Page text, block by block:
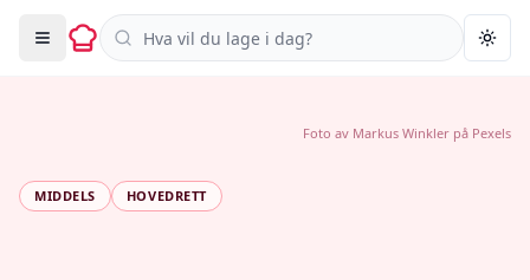
Søk i oppskrifter
MIDDELS HOVEDRETT
Foto av Markus Winkler på Pexels